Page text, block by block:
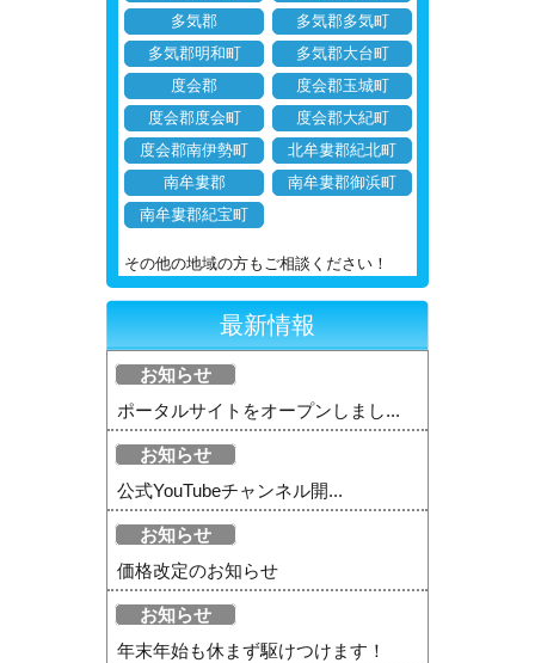
多気郡
多気郡多気町
多気郡明和町
多気郡大台町
度会郡
度会郡玉城町
度会郡度会町
度会郡大紀町
度会郡南伊勢町
北牟婁郡紀北町
南牟婁郡
南牟婁郡御浜町
南牟婁郡紀宝町
その他の地域の方もご相談ください！
最新情報
お知らせ
ポータルサイトをオープンしまし...
お知らせ
公式YouTubeチャンネル開...
お知らせ
価格改定のお知らせ
お知らせ
年末年始も休まず駆けつけます！